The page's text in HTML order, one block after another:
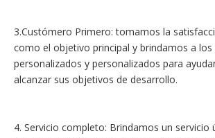
3.Custómero Primero: tomamos la
como el objetivo principal y brindamos a los
personalizados y personalizados para
alcanzar sus objetivos de desarrollo.
4. Servicio completo: Brindamos un servicio